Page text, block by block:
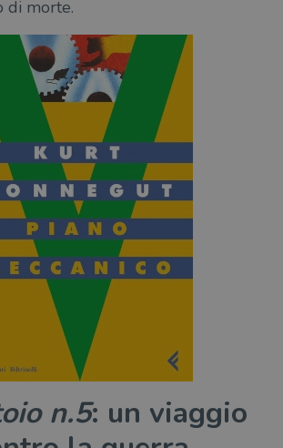
di morte.
n.5: un viaggio